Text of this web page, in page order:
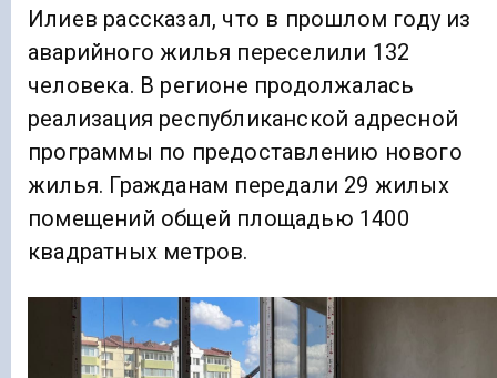
Илиев рассказал, что в прошлом году из
аварийного жилья переселили 132
человека. В регионе продолжалась
реализация республиканской адресной
программы по предоставлению нового
жилья. Гражданам передали 29 жилых
помещений общей площадью 1400
квадратных метров.